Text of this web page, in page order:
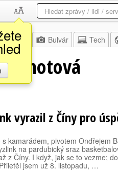
Bulvár Tech
Elhotová
vyrazil z Číny pro
s kamarádem, pivotem Ondřejem
na pardubický sraz
z Číny. I když, jak se to vezme;
jsem už 8. listopadu, …